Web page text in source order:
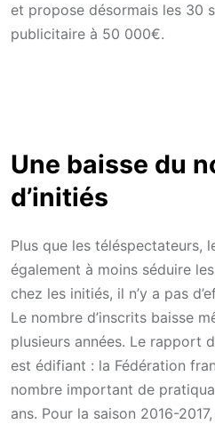
et propose désormais les 30
publicitaire à 50 000€.
Une baisse du
d’initiés
Plus que les téléspectateurs,
également à moins séduire
chez les initiés, il n’y a pas
Le nombre d’inscrits baisse
plusieurs années. Le rapport
est édifiant : la Fédération
nombre important de
ans. Pour la saison 2016-